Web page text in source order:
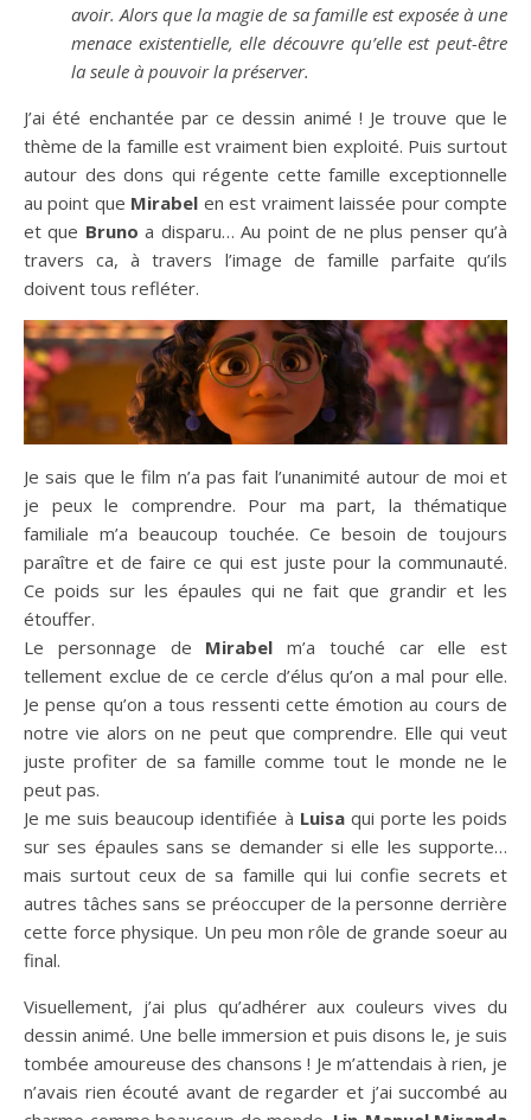
avoir. Alors que la magie de sa famille est exposée à une
menace existentielle, elle découvre qu’elle est peut-être
la seule à pouvoir la préserver.
J’ai été enchantée par ce dessin animé ! Je trouve que le
thème de la famille est vraiment bien exploité. Puis surtout
autour des dons qui régente cette famille exceptionnelle
au point que Mirabel en est vraiment laissée pour compte
et que Bruno a disparu… Au point de ne plus penser qu’à
travers ca, à travers l’image de famille parfaite qu’ils
doivent tous refléter.
Je sais que le film n’a pas fait l’unanimité autour de moi et
je peux le comprendre. Pour ma part, la thématique
familiale m’a beaucoup touchée. Ce besoin de toujours
paraître et de faire ce qui est juste pour la communauté.
Ce poids sur les épaules qui ne fait que grandir et les
étouffer.
Le personnage de Mirabel m’a touché car elle est
tellement exclue de ce cercle d’élus qu’on a mal pour elle.
Je pense qu’on a tous ressenti cette émotion au cours de
notre vie alors on ne peut que comprendre. Elle qui veut
juste profiter de sa famille comme tout le monde ne le
peut pas.
Je me suis beaucoup identifiée à Luisaqui porte les poids
sur ses épaules sans se demander si elle les supporte…
mais surtout ceux de sa famille qui lui confie secrets et
autres tâches sans se préoccuper de la personne derrière
cette force physique. Un peu mon rôle de grande soeur au
final.
Visuellement, j’ai plus qu’adhérer aux couleurs vives du
dessin animé. Une belle immersion et puis disons le, je suis
tombée amoureuse des chansons ! Je m’attendais à rien, je
n’avais rien écouté avant de regarder et j’ai succombé au